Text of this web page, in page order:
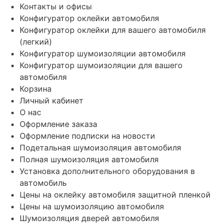
Контакты и офисы
Конфигуратор оклейки автомобиля
Конфигуратор оклейки для вашего автомобиля
(легкий)
Конфигуратор шумоизоляции автомобиля
Конфигуратор шумоизоляции для вашего
автомобиля
Корзина
Личный кабинет
О нас
Оформление заказа
Оформление подписки на новости
Подетальная шумоизоляция автомобиля
Полная шумоизоляция автомобиля
Установка дополнительного оборудования в
автомобиль
Цены на оклейку автомобиля защитной пленкой
Цены на шумоизоляцию автомобиля
Шумоизоляция дверей автомобиля